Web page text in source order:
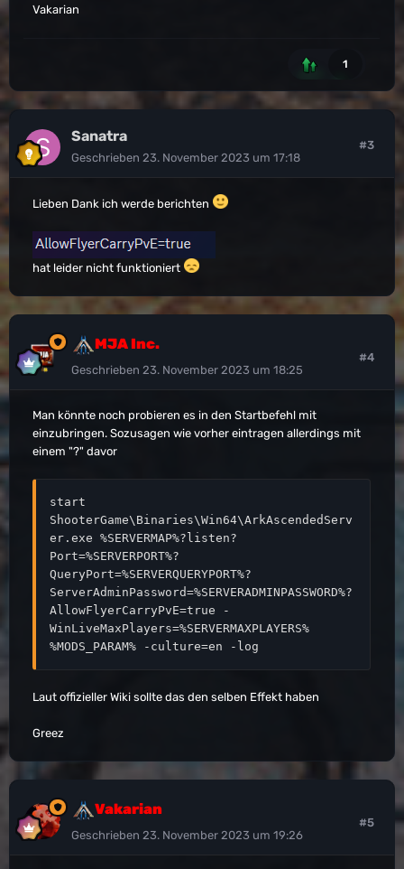
Vakarian
1
Sanatra
Geschrieben 23. November 2023 um 17:18
#3
Lieben Dank ich werde berichten
hat leider nicht funktioniert
MJA Inc.
Geschrieben 23. November 2023 um 18:25
#4
Man könnte noch probieren es in den Startbefehl mit
einzubringen. Sozusagen wie vorher eintragen allerdings mit
einem "?" davor
start
ShooterGame\Binaries\Win64\ArkAscendedServ
er.exe %SERVERMAP%?listen?
Port=%SERVERPORT%?
QueryPort=%SERVERQUERYPORT%?
ServerAdminPassword=%SERVERADMINPASSWORD%?
AllowFlyerCarryPvE=true -
WinLiveMaxPlayers=%SERVERMAXPLAYERS%
%MODS_PARAM% -culture=en -log
Laut offizieller Wiki sollte das den selben Effekt haben
Greez
Vakarian
Geschrieben 23. November 2023 um 19:26
#5